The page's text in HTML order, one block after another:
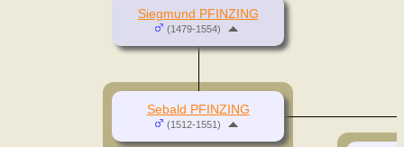
Siegmund PFINZING
(1479-1554)
Sebald PFINZING
(1512-1551)